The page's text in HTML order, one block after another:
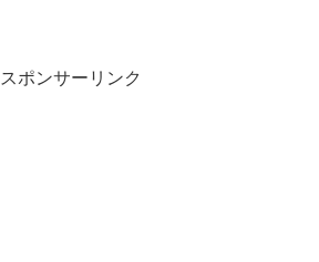
スポンサーリンク